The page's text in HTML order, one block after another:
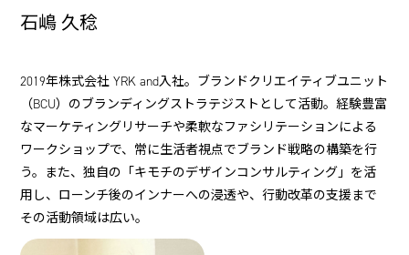
石嶋 久稔
2019年株式会社 YRK and入社。ブランドクリエイティブユニット
（BCU）のブランディングストラテジストとして活動。経験豊富
なマーケティングリサーチや柔軟なファシリテーションによる
ワークショップで、常に生活者視点でブランド戦略の構築を行
う。また、独自の「キモチのデザインコンサルティング」を活
用し、ローンチ後のインナーへの浸透や、行動改革の支援まで
その活動領域は広い。